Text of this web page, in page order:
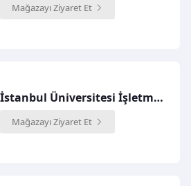
Mağazayı Ziyaret Et
İstanbul Üniversitesi İşletme Fakültesi
Mağazayı Ziyaret Et